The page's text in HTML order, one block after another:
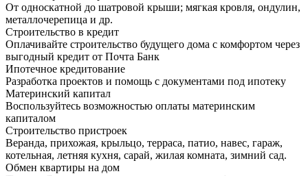
От односкатной до шатровой крыши; мягкая кровля, ондулин,
металлочерепица и др.
Строительство в кредит
Оплачивайте строительство будущего дома с комфортом через
выгодный кредит от Почта Банк
Ипотечное кредитование
Разработка проектов и помощь с документами под ипотеку
Материнский капитал
Воспользуйтесь возможностью оплаты материнским
капиталом
Строительство пристроек
Веранда, прихожая, крыльцо, терраса, патио, навес, гараж,
котельная, летняя кухня, сарай, жилая комната, зимний сад.
Обмен квартиры на дом